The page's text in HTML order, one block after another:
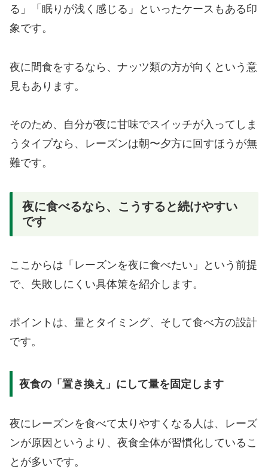
る」「眠りが浅く感じる」といったケースもある印
象です。
夜に間食をするなら、ナッツ類の方が向くという意
見もあります。
そのため、自分が夜に甘味でスイッチが入ってしま
うタイプなら、レーズンは朝〜夕方に回すほうが無
難です。
夜に食べるなら、こうすると続けやすい
です
ここからは「レーズンを夜に食べたい」という前提
で、失敗しにくい具体策を紹介します。
ポイントは、量とタイミング、そして食べ方の設計
です。
夜食の「置き換え」にして量を固定します
夜にレーズンを食べて太りやすくなる人は、レーズ
ンが原因というより、夜食全体が習慣化しているこ
とが多いです。